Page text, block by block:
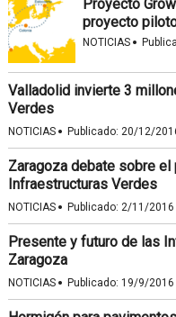
Proyecto
proyecto
NOTICIAS ·
Valladolid invierte 3
Verdes
NOTICIAS · Publicado: 20/12/
Zaragoza debate sobre
Infraestructuras Verdes
NOTICIAS · Publicado: 2/11/2016
Presente y futuro de las
Zaragoza
NOTICIAS · Publicado: 19/9/2016